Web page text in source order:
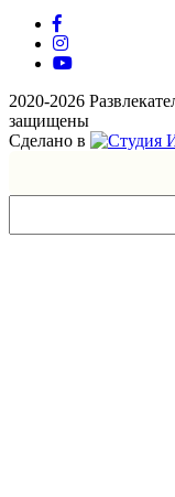
2020-2026
защищены
Сделано в